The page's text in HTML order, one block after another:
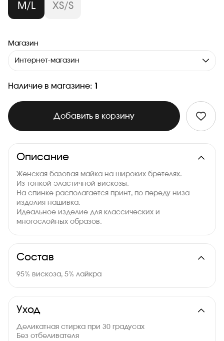
M/L XS/S
Магазин
Интернет-магазин
Наличие в магазине: 1
Добавить в корзину
Описание
Женская базовая майка на широких бретелях.
Из тонкой эластичной вискозы.
На спинке располагается принт, по переду низа
изделия нашивка.
Идеальное изделие для классических и
многослойных образов.
Состав
95% вискоза, 5% лайкра
Уход
Деликатная стирка при 30 градусах
Без отбеливателя